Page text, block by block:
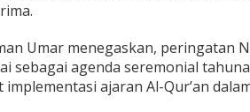
Umar menegaskan, peringatan
sebagai agenda seremonial
ajaran Al-Qur’an